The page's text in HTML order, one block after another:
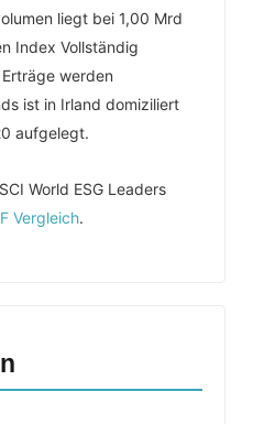
liegt bei 1,00 Mrd
Index Vollständig
werden
ist in Irland domiziliert
aufgelegt.
World ESG Leaders
Vergleich.